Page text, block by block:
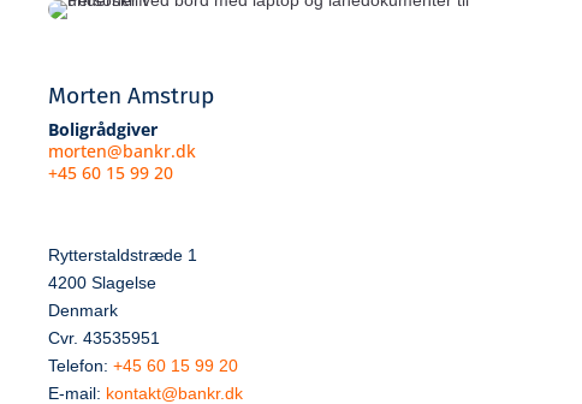
Morten Amstrup
Boligrådgiver
morten@bankr.dk
+45 60 15 99 20
Rytterstaldstræde 1
4200 Slagelse
Denmark
Cvr. 43535951
Telefon:+45 60 15 99 20
E-mail: kontakt@bankr.dk